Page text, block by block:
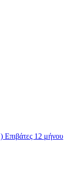
12 μήνου